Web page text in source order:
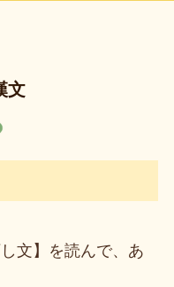
文
文】を読んで、あ